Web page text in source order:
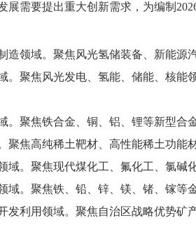
展需要提出重大创新需求，为编制
造领域。聚焦风光氢储装备、新能
。聚焦风光发电、氢能、储能、核
。聚焦铁合金、铜、铝、锂等新型
聚焦高纯稀土靶材、高性能稀土功
域。聚焦现代煤化工、氟化工、氯
域。聚焦铁、铅、锌、镁、锗、镓
发利用领域。聚焦自治区战略优势